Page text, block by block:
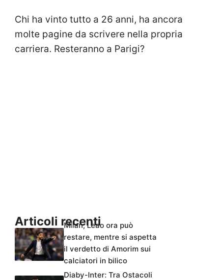
Chi ha vinto tutto a 26 anni, ha ancora
molte pagine da scrivere nella propria
carriera. Resteranno a Parigi?
Articoli recenti
Milan, Leao ora può
restare, mentre si aspetta
il verdetto di Amorim sui
calciatori in bilico
Diaby-Inter: Tra Ostacoli